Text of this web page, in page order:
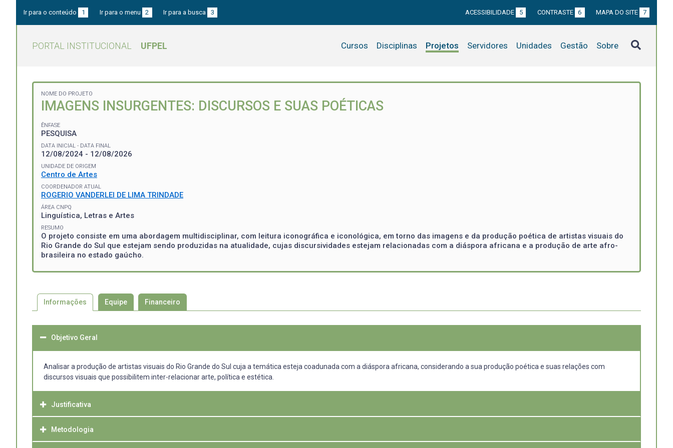
Ir para o conteúdo 1 Ir para o menu 2 Ir para a busca 3 ACESSIBILIDADE 5 CONTRASTE 6 MAPA DO SITE 7
PORTAL INSTITUCIONAL UFPEL Cursos Disciplinas Projetos Servidores Unidades Gestão Sobre
NOME DO PROJETO
IMAGENS INSURGENTES: DISCURSOS E SUAS POÉTICAS
ÊNFASE
PESQUISA
DATA INICIAL - DATA FINAL
12/08/2024 - 12/08/2026
UNIDADE DE ORIGEM
Centro de Artes
COORDENADOR ATUAL
ROGERIO VANDERLEI DE LIMA TRINDADE
ÁREA CNPQ
Linguística, Letras e Artes
RESUMO
O projeto consiste em uma abordagem multidisciplinar, com leitura iconográfica e iconológica, em torno das imagens e da produção poética de artistas visuais do
Rio Grande do Sul que estejam sendo produzidas na atualidade, cujas discursividades estejam relacionadas com a diáspora africana e a produção de arte afro-
brasileira no estado gaúcho.
Informações Equipe Financeiro
Objetivo Geral
Analisar a produção de artistas visuais do Rio Grande do Sul cuja a temática esteja coadunada com a diáspora africana, considerando a sua produção poética e suas relações com
discursos visuais que possibilitem inter-relacionar arte, política e estética.
Justificativa
O projeto de pesquisa em tela pretende compreender a iconografia e a iconologia de obras de arte contemporânea através de dispositivos de arte que de certa maneira representam
diáspora africana em suas composições temáticas simbólicas e nas narrativas visuais negro-gaúchas da atualidade.
Metodologia